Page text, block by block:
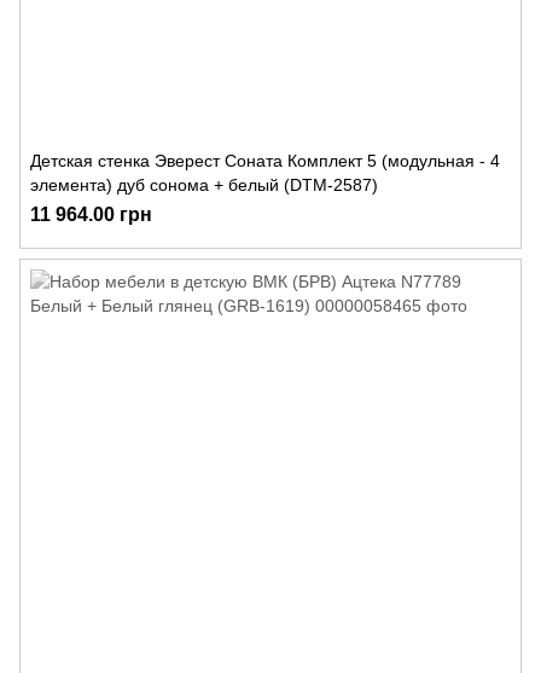
Детская стенка Эверест Соната Комплект 5 (модульная - 4
элемента) дуб сонома + белый (DTM-2587)
11 964.00 грн